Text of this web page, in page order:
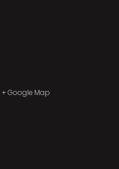
+ Google Map